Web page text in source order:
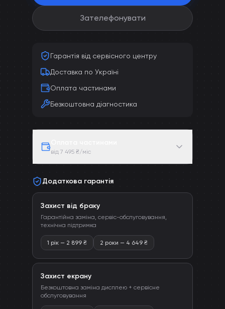
Зателефонувати
Гарантія від сервісного центру
Доставка по Україні
Оплата частинами
Безкоштовна діагностика
від 7 495 ₴/міс
Додаткова гарантія
Захист від браку
Гарантійна заміна, сервіс-обслуговування,
технічна підтримка
1 рік — 2 899 ₴ 2 роки — 4 649 ₴
Захист екрану
Безкоштовна заміна дисплею + сервісне
обслуговування